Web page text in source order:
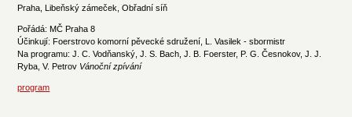
Praha, Libeňský zámeček, Obřadní síň
Pořádá: MČ Praha 8
Účinkují: Foerstrovo komorní pěvecké sdružení, L. Vasilek - sbormistr
Na programu: J. C. Vodňanský, J. S. Bach, J. B. Foerster, P. G. Česnokov, J. J.
Ryba, V. Petrov Vánoční zpívání
program